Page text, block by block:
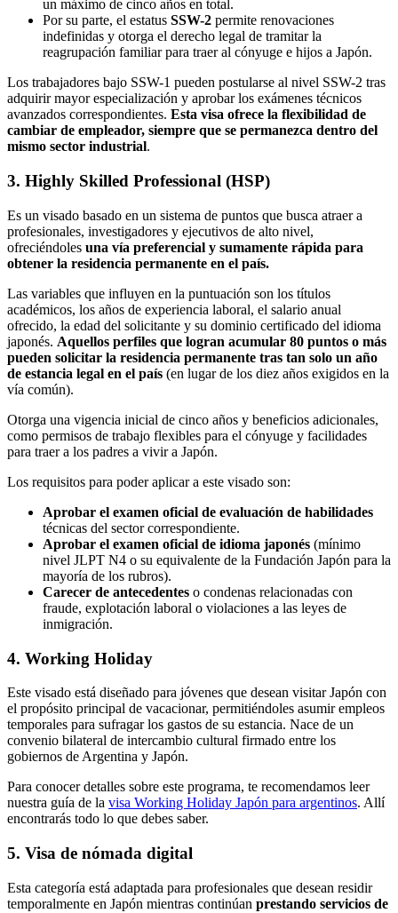
un máximo de cinco años en total.
Por su parte, el estatus SSW-2 permite renovaciones
indefinidas y otorga el derecho legal de tramitar la
reagrupación familiar para traer al cónyuge e hijos a Japón.
Los trabajadores bajo SSW-1 pueden postularse al nivel SSW-2 tras
adquirir mayor especialización y aprobar los exámenes técnicos
avanzados correspondientes. Esta visa ofrece la flexibilidad de
cambiar de empleador, siempre que se permanezca dentro del
mismo sector industrial.
3. Highly Skilled Professional (HSP)
Es un visado basado en un sistema de puntos que busca atraer a
profesionales, investigadores y ejecutivos de alto nivel,
ofreciéndoles una vía preferencial y sumamente rápida para
obtener la residencia permanente en el país.
Las variables que influyen en la puntuación son los títulos
académicos, los años de experiencia laboral, el salario anual
ofrecido, la edad del solicitante y su dominio certificado del idioma
japonés. Aquellos perfiles que logran acumular 80 puntos o más
pueden solicitar la residencia permanente tras tan solo un año
de estancia legal en el país (en lugar de los diez años exigidos en la
vía común).
Otorga una vigencia inicial de cinco años y beneficios adicionales,
como permisos de trabajo flexibles para el cónyuge y facilidades
para traer a los padres a vivir a Japón.
Los requisitos para poder aplicar a este visado son:
Aprobar el examen oficial de evaluación de habilidades
técnicas del sector correspondiente.
Aprobar el examen oficial de idioma japonés (mínimo
nivel JLPT N4 o su equivalente de la Fundación Japón para la
mayoría de los rubros).
Carecer de antecedentes o condenas relacionadas con
fraude, explotación laboral o violaciones a las leyes de
inmigración.
4. Working Holiday
Este visado está diseñado para jóvenes que desean visitar Japón con
el propósito principal de vacacionar, permitiéndoles asumir empleos
temporales para sufragar los gastos de su estancia. Nace de un
convenio bilateral de intercambio cultural firmado entre los
gobiernos de Argentina y Japón.
Para conocer detalles sobre este programa, te recomendamos leer
nuestra guía de la visa Working Holiday Japón para argentinos. Allí
encontrarás todo lo que debes saber.
5. Visa de nómada digital
Esta categoría está adaptada para profesionales que desean residir
temporalmente en Japón mientras continúan prestando servicios de